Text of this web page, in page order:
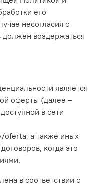
его
несогласия с
должен воздержаться
является
оферты (далее –
в сети
а также иных
когда это
в соответствии с